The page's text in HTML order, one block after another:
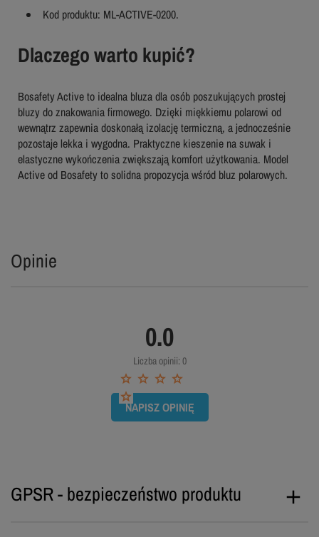
Kod produktu: ML-ACTIVE-0200.
Dlaczego warto kupić?
Bosafety Active to idealna bluza dla osób poszukujących prostej
bluzy do znakowania firmowego. Dzięki miękkiemu polarowi od
wewnątrz zapewnia doskonałą izolację termiczną, a jednocześnie
pozostaje lekka i wygodna. Praktyczne kieszenie na suwak i
elastyczne wykończenia zwiększają komfort użytkowania. Model
Active od Bosafety to solidna propozycja wśród bluz polarowych.
Opinie
0.0
Liczba opinii: 0
NAPISZ OPINIĘ
GPSR - bezpieczeństwo produktu